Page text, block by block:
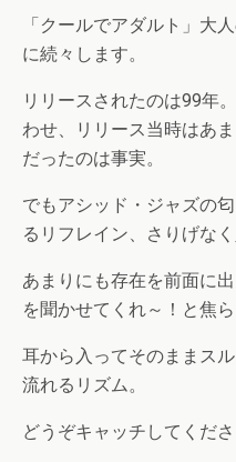
「クールでアダルト」大
に続々します。
リリースされたのは99年
わせ、リリース当時はあ
だったのは事実。
でもアシッド・ジャズの
るリフレイン、さりげな
あまりにも存在を前面に
を聞かせてくれ～！と焦ら
耳から入ってそのままス
流れるリズム。
どうぞキャッチしてくださ